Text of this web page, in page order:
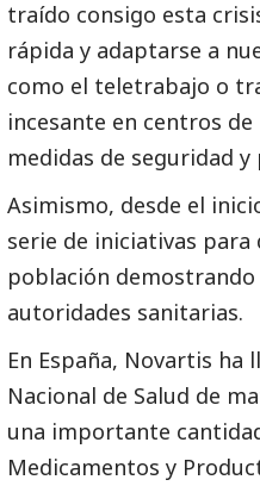
traído consigo esta
rápida y adaptarse a
como el teletrabajo o
incesante en centros
medidas de seguridad
Asimismo, desde el
serie de iniciativas para
población
autoridades sanitarias.
En España, Novartis
Nacional de Salud de
una importante
Medicamentos y